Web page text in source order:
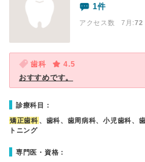
1件
アクセス数 7月:72
歯科
4.5
おすすめです。
診療科目：
矯正歯科 、歯科、歯周病科、小児歯科、
トニング
専門医・資格：